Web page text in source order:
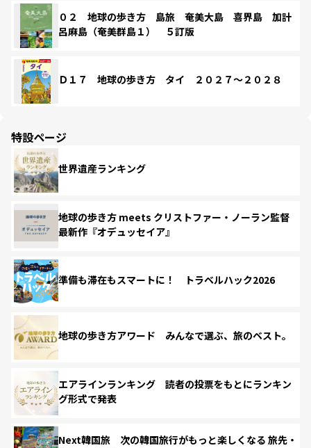
０２ 地球の歩き方 島旅 奄美大島 喜界島 加計
呂麻島（奄美群島１） ５訂版
Ｄ１７ 地球の歩き方 タイ ２０２７～２０２８
特設ページ
世界遺産ランキング
地球の歩き方 meets クリストファー・ノーラン監督
最新作『オデュッセイア』
準備も滞在もスマートに！ トラベルハック2026
地球の歩き方アワード みんなで選ぶ、旅のベスト。
エアラインランキング 読者の投票をもとにランキン
グ形式で発表
Next韓国旅 次の韓国旅行がもっと楽しくなる 旅先・